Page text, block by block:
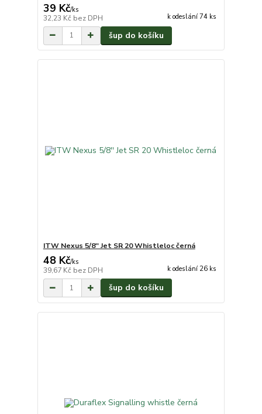
39 Kč/ks
32,23 Kč bez DPH k odeslání 74 ks
šup do košíku
ITW Nexus 5/8'' Jet SR 20 Whistleloc černá
48 Kč/ks
39,67 Kč bez DPH k odeslání 26 ks
šup do košíku